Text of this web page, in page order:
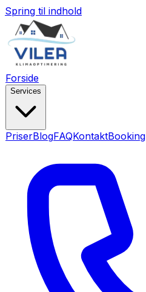
Spring til indhold
Forside
Services
PriserBlogFAQKontaktBooking